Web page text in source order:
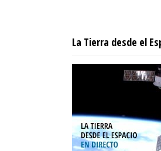
La Tierra desde el